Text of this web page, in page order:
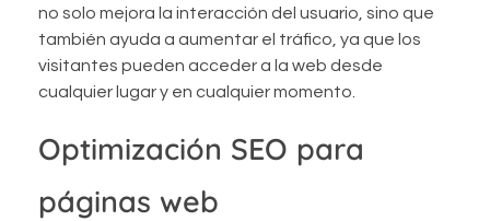
no solo mejora la interacción del usuario, sino que
también ayuda a aumentar el tráfico, ya que los
visitantes pueden acceder a la web desde
cualquier lugar y en cualquier momento.
Optimización SEO para
páginas web